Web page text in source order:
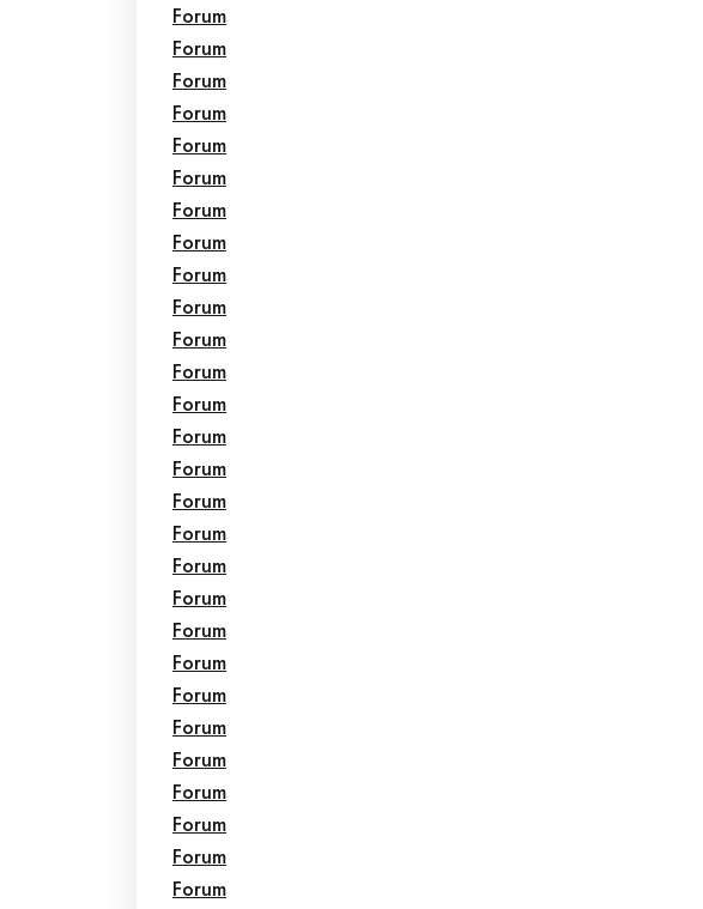
Forum
Forum
Forum
Forum
Forum
Forum
Forum
Forum
Forum
Forum
Forum
Forum
Forum
Forum
Forum
Forum
Forum
Forum
Forum
Forum
Forum
Forum
Forum
Forum
Forum
Forum
Forum
Forum